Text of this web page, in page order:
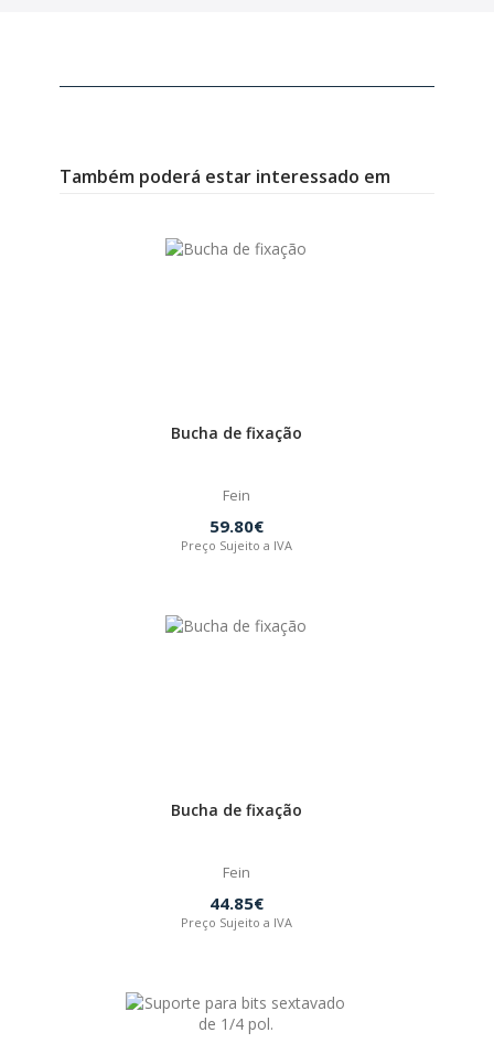
Também poderá estar interessado em
Bucha de fixação
Fein
59.80€
Preço Sujeito a IVA
Bucha de fixação
Fein
44.85€
Preço Sujeito a IVA